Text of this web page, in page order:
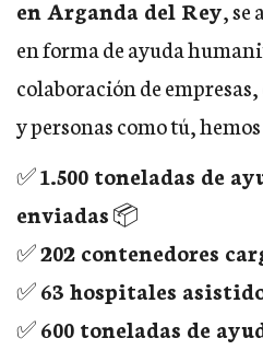
en Arganda del Rey, se
en forma de ayuda
colaboración de
y personas como tú,
✅1.500 toneladas de
enviadas📦
✅202 contenedores
✅63 hospitales
✅600 toneladas de